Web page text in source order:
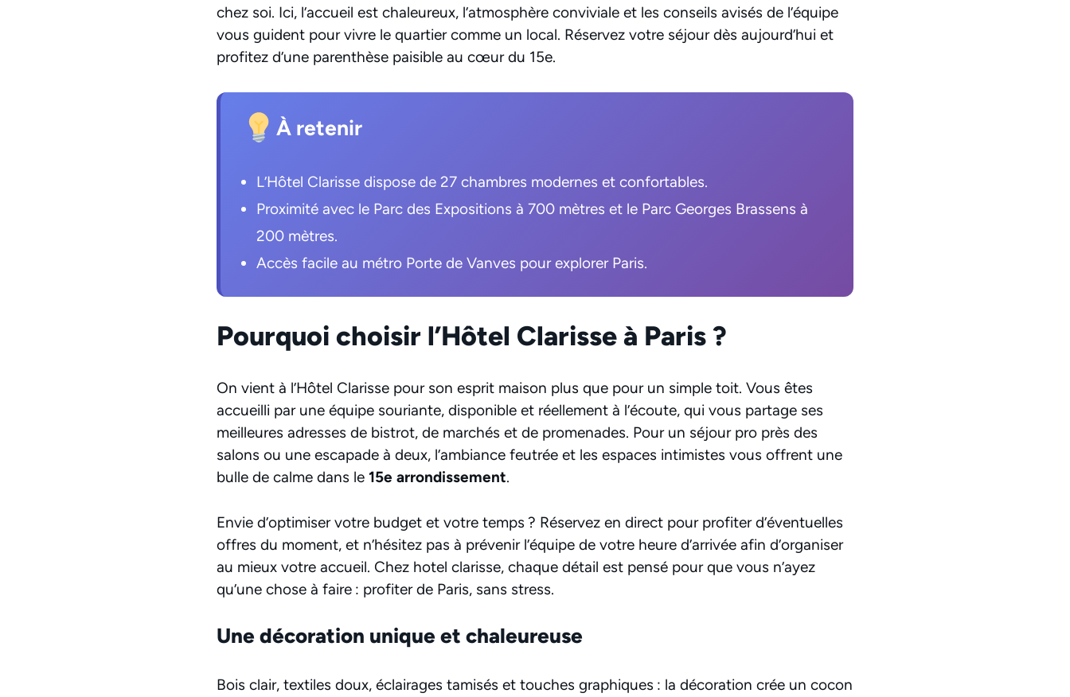
chez soi. Ici, l’accueil est chaleureux, l’atmosphère conviviale et les conseils avisés de l’équipe
vous guident pour vivre le quartier comme un local. Réservez votre séjour dès aujourd’hui et
profitez d’une parenthèse paisible au cœur du 15e.
À retenir
L’Hôtel Clarisse dispose de 27 chambres modernes et confortables.
Proximité avec le Parc des Expositions à 700 mètres et le Parc Georges Brassens à
200 mètres.
Accès facile au métro Porte de Vanves pour explorer Paris.
Pourquoi choisir l’Hôtel Clarisse à Paris ?
On vient à l’Hôtel Clarisse pour son esprit maison plus que pour un simple toit. Vous êtes
accueilli par une équipe souriante, disponible et réellement à l’écoute, qui vous partage ses
meilleures adresses de bistrot, de marchés et de promenades. Pour un séjour pro près des
salons ou une escapade à deux, l’ambiance feutrée et les espaces intimistes vous offrent une
bulle de calme dans le 15e arrondissement.
Envie d’optimiser votre budget et votre temps ? Réservez en direct pour profiter d’éventuelles
offres du moment, et n’hésitez pas à prévenir l’équipe de votre heure d’arrivée afin d’organiser
au mieux votre accueil. Chez hotel clarisse, chaque détail est pensé pour que vous n’ayez
qu’une chose à faire : profiter de Paris, sans stress.
Une décoration unique et chaleureuse
Bois clair, textiles doux, éclairages tamisés et touches graphiques : la décoration crée un cocon